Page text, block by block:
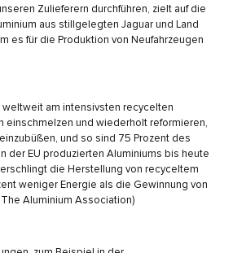
Zulieferern durchführen, zielt auf die
aus stillgelegten Jaguar und Land
es für die Produktion von Neufahrzeugen
am intensivsten recycelten
einschmelzen und wiederholt reformieren,
und so sind 75 Prozent des
der EU produzierten Aluminiums bis heute
die Herstellung von recyceltem
weniger Energie als die Gewinnung von
Aluminium Association)